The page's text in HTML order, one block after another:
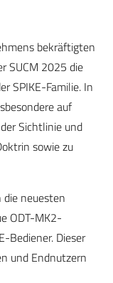
bekräftigten
SUCM 2025 die
SPIKE-Familie. In
auf
Sichtlinie und
sowie zu
neuesten
ODT-MK2-
Bediener. Dieser
und Endnutzern